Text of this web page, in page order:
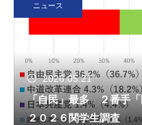
ニュース
2026.05.21
「自民」最多 ２番手
２０２６関学生調査